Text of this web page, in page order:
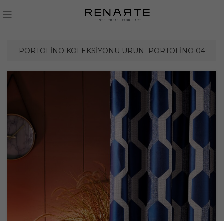
PORTOFINO KOLEKSIYONU ÜRÜN PORTOFINO 04